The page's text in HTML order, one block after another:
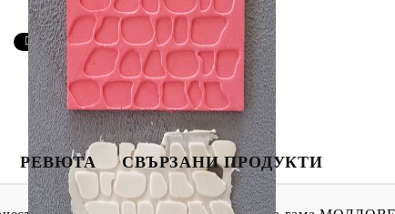
КАТАЛОЗИ
ПРОДУКТИ ПРЕОЦЕНЕНИ СТОКИ
Share Tweet
РЕВЮТА СВЪРЗАНИ ПРОДУКТИ